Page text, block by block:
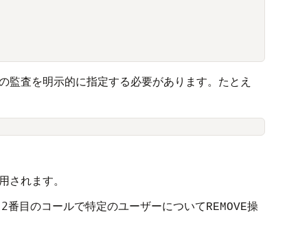
査を明示的に指定する必要があります。たとえ
れます。
番目のコールで特定のユーザーについてREMOVE操